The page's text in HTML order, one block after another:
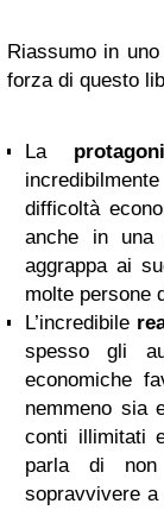
Riassumo in
forza di questo
La
difficoltà
anche in una
aggrappa ai
molte persone
L’incredibile
spesso gli
economiche
nemmeno sia
conti illimitati
parla di
sopravvivere